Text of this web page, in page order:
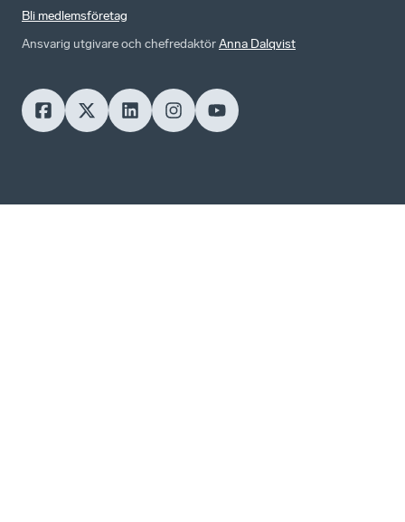
Bli medlemsföretag
Ansvarig utgivare och chefredaktörAnna Dalqvist